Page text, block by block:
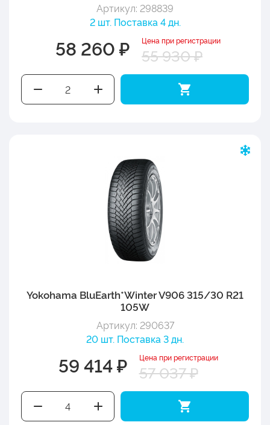
Артикул: 298839
2 шт. Поставка 4 дн.
58 260 ₽ Цена при регистрации
55 930 ₽
Yokohama BluEarth*Winter V906 315/30 R21
105W
Артикул: 290637
20 шт. Поставка 3 дн.
59 414 ₽ Цена при регистрации
57 037 ₽